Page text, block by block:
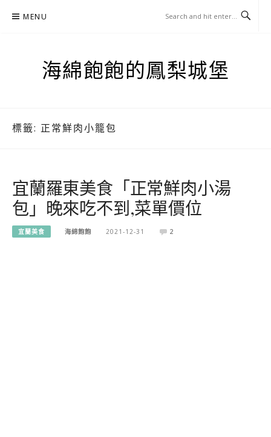
MENU
海綿飽飽的鳳梨城堡
標籤: 正常鮮肉小籠包
宜蘭羅東美食「正常鮮肉小湯
包」晚來吃不到,菜單價位
宜蘭美食 海綿飽飽 2021-12-31 2